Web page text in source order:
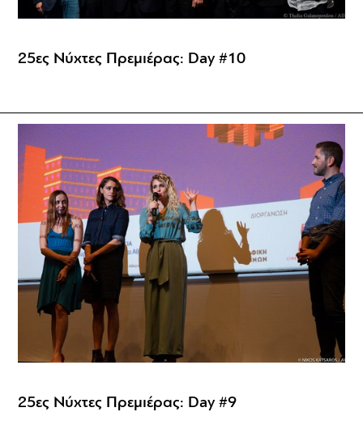
25ες Νύχτες Πρεμιέρας: Day #10
25ες Νύχτες Πρεμιέρας: Day #9